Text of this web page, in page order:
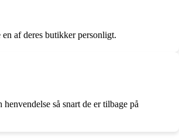
af deres butikker personligt.
så snart de er tilbage på